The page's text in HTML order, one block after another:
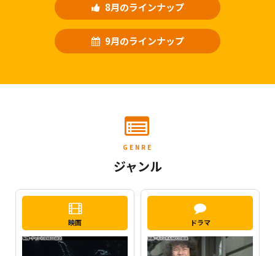
8月のラインナップ
9月のラインナップ
GENRE
ジャンル
映画 ドラマ